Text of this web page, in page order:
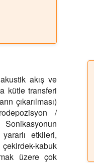
akış ve
kütle transferi
çıkarılması)
/
etkileri,
kabuk
üzere çok